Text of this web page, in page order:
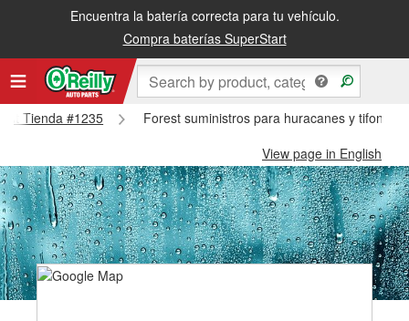
Encuentra la batería correcta para tu vehículo.
Compra baterías SuperStart
Tienda #1235
Forest suministros para huracanes y tifones
View page in English